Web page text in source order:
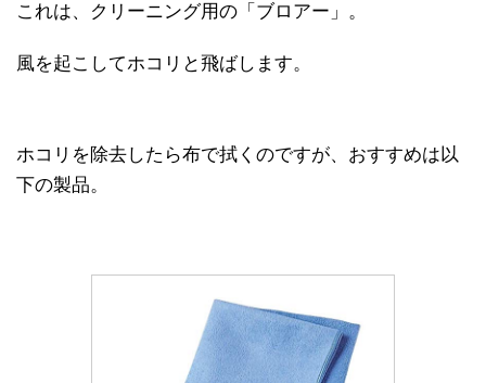
これは、クリーニング用の「ブロアー」。
風を起こしてホコリと飛ばします。
ホコリを除去したら布で拭くのですが、おすすめは以
下の製品。